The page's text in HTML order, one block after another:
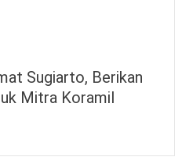
Sugiarto, Berikan
Mitra Koramil